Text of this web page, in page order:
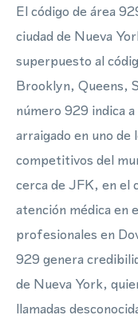
El código de área
ciudad de Nueva
superpuesto al
Brooklyn, Queens,
número 929 indica
arraigado en uno de
competitivos del
cerca de JFK, en el
atención médica en
profesionales en
929 genera
de Nueva York,
llamadas